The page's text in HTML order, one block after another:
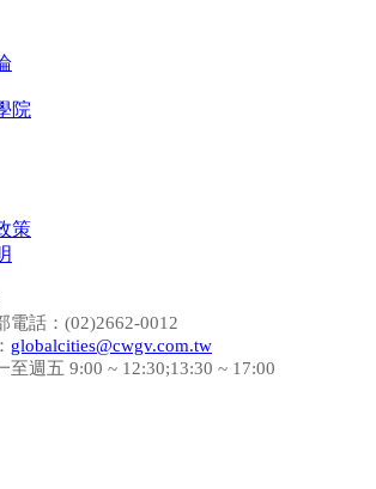
院
策
電話：(02)2662-0012
globalcities@cwgv.com.tw
至週五 9:00 ~ 12:30;13:30 ~ 17:00